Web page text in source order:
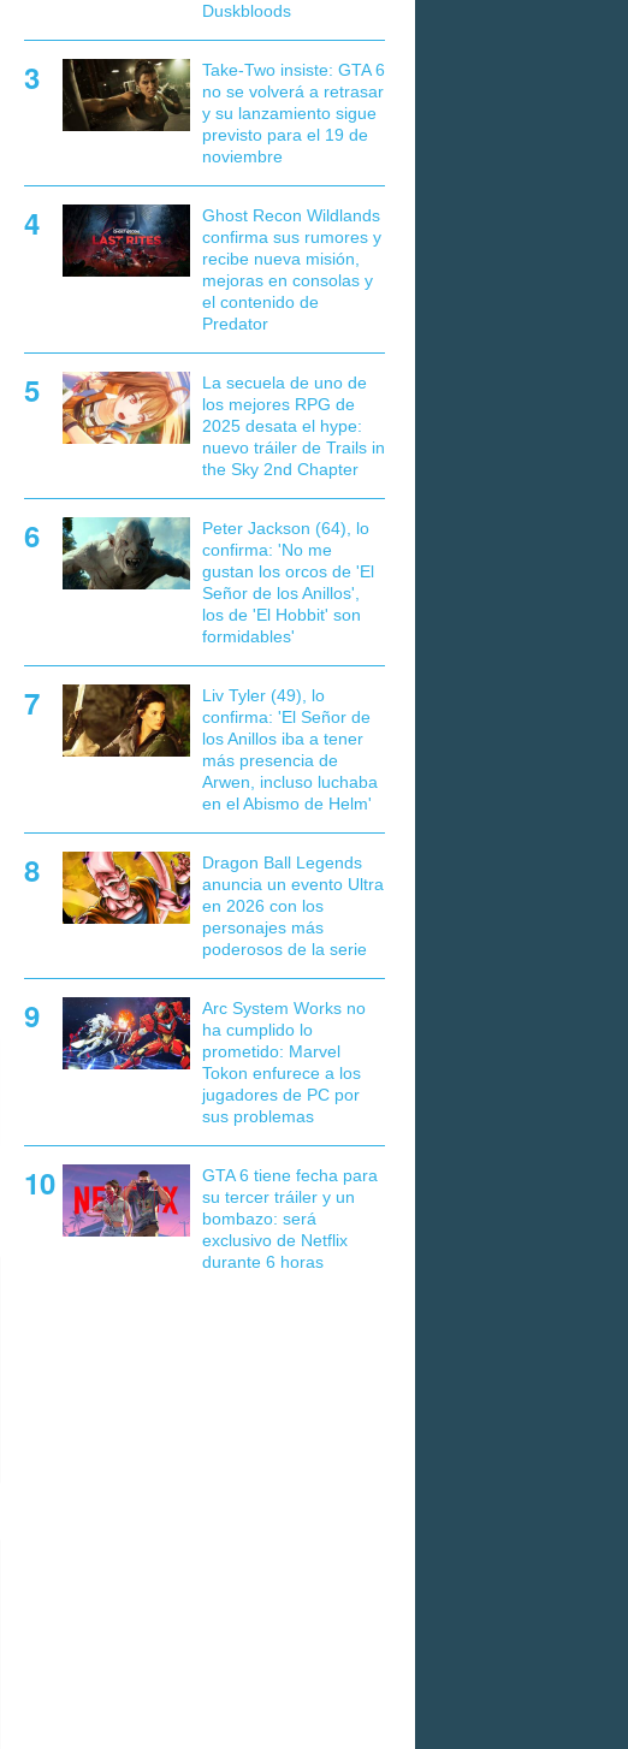
Duskbloods
Take-Two insiste: GTA 6
no se volverá a retrasar
y su lanzamiento sigue
previsto para el 19 de
noviembre
Ghost Recon Wildlands
confirma sus rumores y
recibe nueva misión,
mejoras en consolas y
el contenido de
Predator
La secuela de uno de
los mejores RPG de
2025 desata el hype:
nuevo tráiler de Trails in
the Sky 2nd Chapter
Peter Jackson (64), lo
confirma: 'No me
gustan los orcos de 'El
Señor de los Anillos',
los de 'El Hobbit' son
formidables'
Liv Tyler (49), lo
confirma: 'El Señor de
los Anillos iba a tener
más presencia de
Arwen, incluso luchaba
en el Abismo de Helm'
Dragon Ball Legends
anuncia un evento Ultra
en 2026 con los
personajes más
poderosos de la serie
Arc System Works no
ha cumplido lo
prometido: Marvel
Tokon enfurece a los
jugadores de PC por
sus problemas
GTA 6 tiene fecha para
su tercer tráiler y un
bombazo: será
exclusivo de Netflix
durante 6 horas